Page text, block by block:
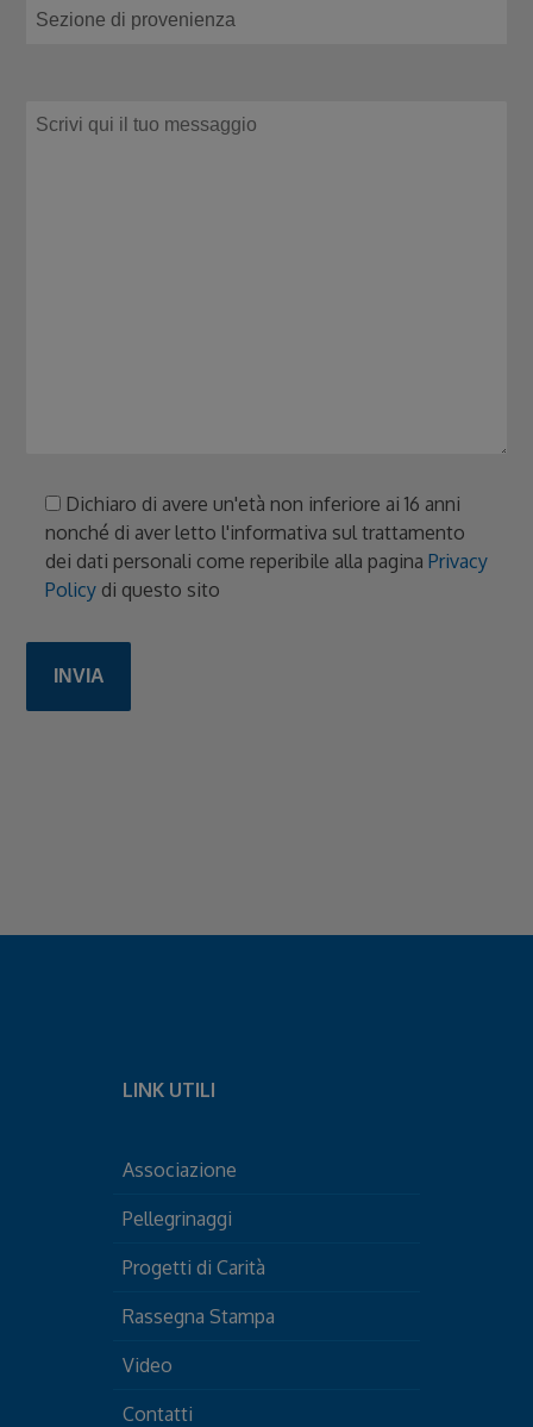
Dichiaro di avere un'età non inferiore ai 16 anni
nonché di aver letto l'informativa sul trattamento
dei dati personali come reperibile alla paginaPrivacy
Policy di questo sito
LINK UTILI
Associazione
Pellegrinaggi
Progetti di Carità
Rassegna Stampa
Video
Contatti